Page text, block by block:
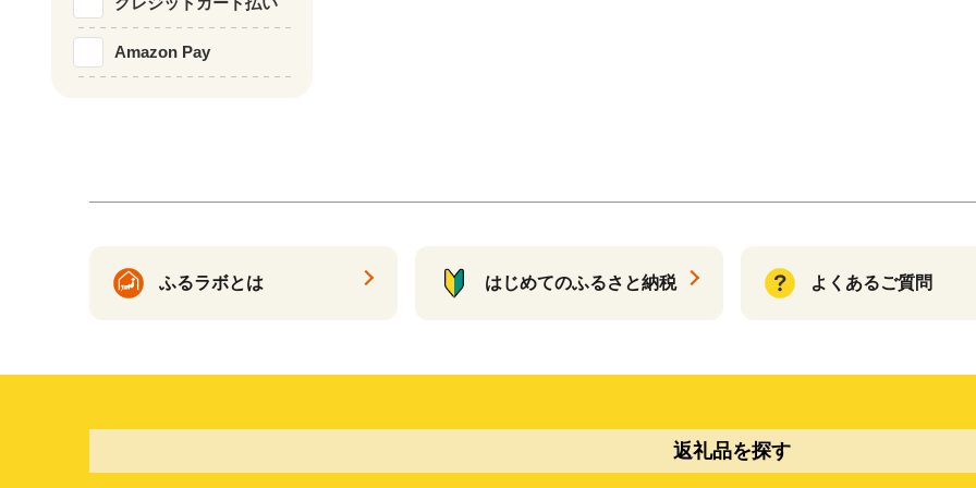
Amazon Pay
ふるラボとは はじめてのふるさと納税 よくあるご質問
返礼品を探す